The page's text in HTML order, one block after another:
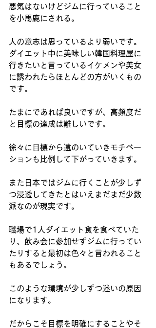
悪気はないけどジムに行っていること
を小馬鹿にされる。
人の意志は思っているより弱いです。
ダイエット中に美味しい韓国料理屋に
行きたいと言っているイケメンや美女
に誘われたらほとんどの方がいくもの
です。
たまにであれば良いですが、高頻度だ
と目標の達成は難しいです。
徐々に目標から遠のいていきモチベー
ションも比例して下がっていきます。
また日本ではジムに行くことが少しず
つ浸透してきたとはいえまだまだ少数
派なのが現実です。
職場で1人ダイエット食を食べていた
り、飲み会に参加せずジムに行ってい
たりすると最初は色々と言われること
もあるでしょう。
このような環境が少しずつ迷いの原因
になります。
だからこそ目標を明確にすることやそ